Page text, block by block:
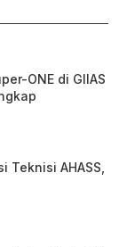
ONE di GIIAS
Teknisi AHASS,